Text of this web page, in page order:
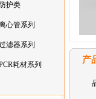
防护类
心管系列
滤器系列
耗材系列 产